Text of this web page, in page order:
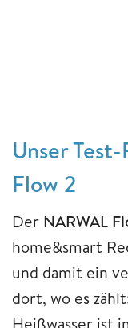
Unser
Flow 2
Der NARWAL
home&smart
und damit ein
dort, wo es
Heißwasser ist